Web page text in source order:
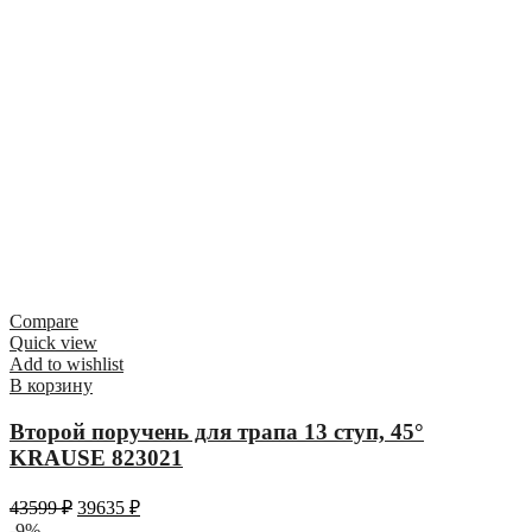
Compare
Quick view
Add to wishlist
В корзину
Второй поручень для трапа 13 ступ, 45°
KRAUSE 823021
43599₽ 39635 ₽